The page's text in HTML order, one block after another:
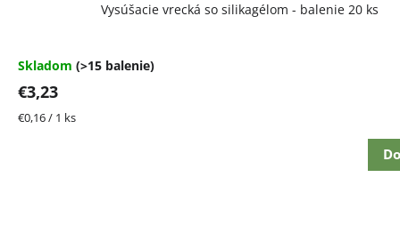
Vysúšacie vrecká so silikagélom - balenie 20 ks
Skladom (>15 balenie)
€3,23
Jednotková
€0,16 / 1 ks